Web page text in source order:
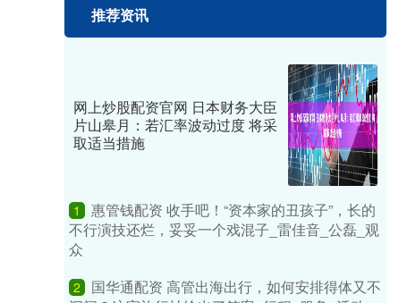
推荐资讯
网上炒股配资官网 日本财务大臣
片山皋月：若汇率波动过度 将采
取适当措施
1
惠管钱配资 收手吧！“资本家的丑孩子”，长的
不行演技还烂，妥妥一个戏混子_雷佳音_公磊_观
众
2
国华通配资 高管出海出行，如何安排得体又不